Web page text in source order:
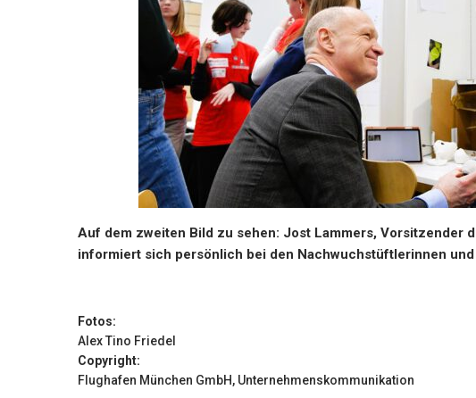
Auf dem zweiten Bild zu sehen: Jost Lammers, Vorsitzender
informiert sich persönlich bei den Nachwuchstüftlerinnen
Fotos:
Alex Tino Friedel
Copyright:
Flughafen München GmbH, Unternehmenskommunikation